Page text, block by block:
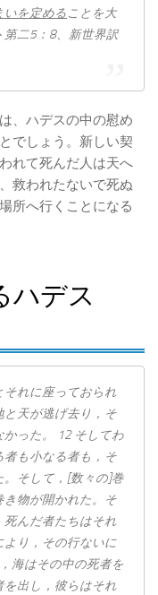
い​を​定める​こと​を​大
第二5：8、新世界訳
、ハデスの中の慰め
でしょう。新しい契
れて死んだ人は天へ
救われたないで死ぬ
所へ行くことになる
ハデス
それ​に​座っ​て​おら​れ
と​天​が​逃げ去り，そ
っ​た。 12 そして​わ
者​も​小​なる​者​も，そ
そして，[数々​の]巻
き物​が​開か​れ​た。そ
死ん​だ​者​たち​は​それ
より，その​行ない​に​
海​は​その​中​の​死者​を​
を​出し，彼ら​は​それ